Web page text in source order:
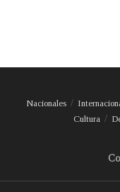
Nacionales
Cultura